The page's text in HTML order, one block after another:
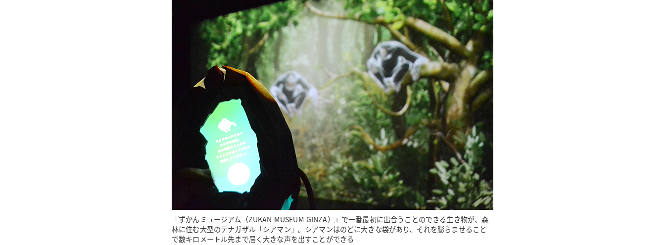
『ずかんミュージアム（ZUKAN MUSEUM GINZA）』で一番最初に出合うことのできる生き物が、森
林に住む大型のテナガザル「シアマン」。シアマンはのどに大きな袋があり、それを膨らませること
で数キロメートル先まで届く大きな声を出すことができる